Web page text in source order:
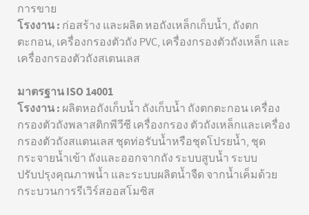
การขาย
โรงงาน : ก่อสร้าง และผลิต หอถังเหล็กเก็บน้ำ, ถังตก
ตะกอน, เครื่องกรองตัวถัง PVC, เครื่องกรองตัวถังเหล็ก และ
เครื่องกรองตัวถังสเตนเลส
มาตรฐาน ISO 14001
โรงงาน : ผลิตหอถังเก็บน้ำ ถังเก็บน้ำ ถังตกตะกอน เครื่อง
กรองตัวถังพลาสติกพีวีซี เครื่องกรอง ตัวถังเหล็กและเครื่อง
กรองตัวถังสแตนเลส ชุดท่อรับน้ำหรือชุดโปรยน้ำ, ชุด
กระจายน้ำเข้า ถังและออกจากถัง ระบบสูบน้ำ ระบบ
ปรับปรุงคุณภาพน้ำ และระบบผลิตน้ำจืด จากน้ำเค็มด้วย
กระบวนการรีเวิร์สออสโมซิส